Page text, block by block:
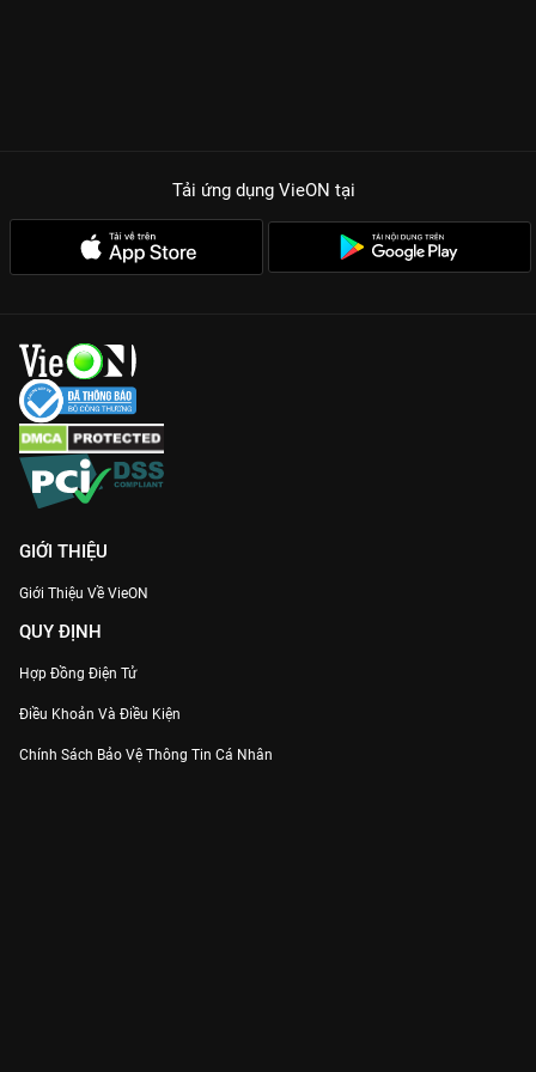
Tải ứng dụng VieON tại
GIỚI THIỆU
Giới Thiệu Về VieON
QUY ĐỊNH
Hợp Đồng Điện Tử
Điều Khoản Và Điều Kiện
Chính Sách Bảo Vệ Thông Tin Cá Nhân